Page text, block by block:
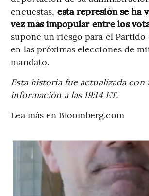
encuestas, esta represión se ha
vez más impopular entre los
supone un riesgo para el Partido
en las próximas elecciones de
mandato.
Esta historia fue actualizada con
información a las 19:14 ET.
Lea más en Bloomberg.com